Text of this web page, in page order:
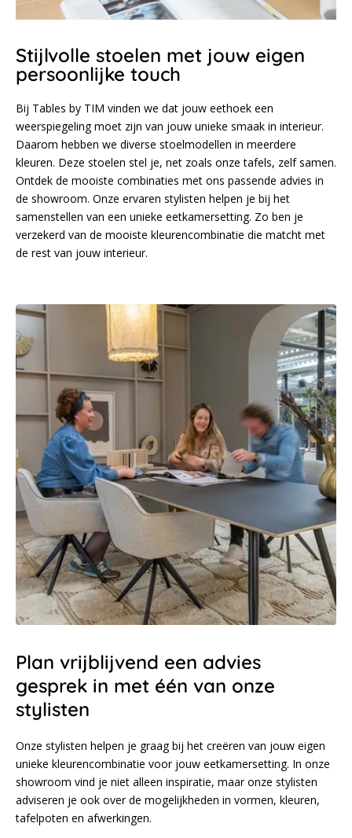
Stijlvolle stoelen met jouw eigen
persoonlijke touch
Bij Tables by TIM vinden we dat jouw eethoek een
weerspiegeling moet zijn van jouw unieke smaak in interieur.
Daarom hebben we diverse stoelmodellen in meerdere
kleuren. Deze stoelen stel je, net zoals onze tafels, zelf samen.
Ontdek de mooiste combinaties met ons passende advies in
de showroom. Onze ervaren stylisten helpen je bij het
samenstellen van een unieke eetkamersetting. Zo ben je
verzekerd van de mooiste kleurencombinatie die matcht met
de rest van jouw interieur.
Plan vrijblijvend een advies
gesprek in met één van onze
stylisten
Onze stylisten helpen je graag bij het creëren van jouw eigen
unieke kleurencombinatie voor jouw eetkamersetting. In onze
showroom vind je niet alleen inspiratie, maar onze stylisten
adviseren je ook over de mogelijkheden in vormen, kleuren,
tafelpoten en afwerkingen.